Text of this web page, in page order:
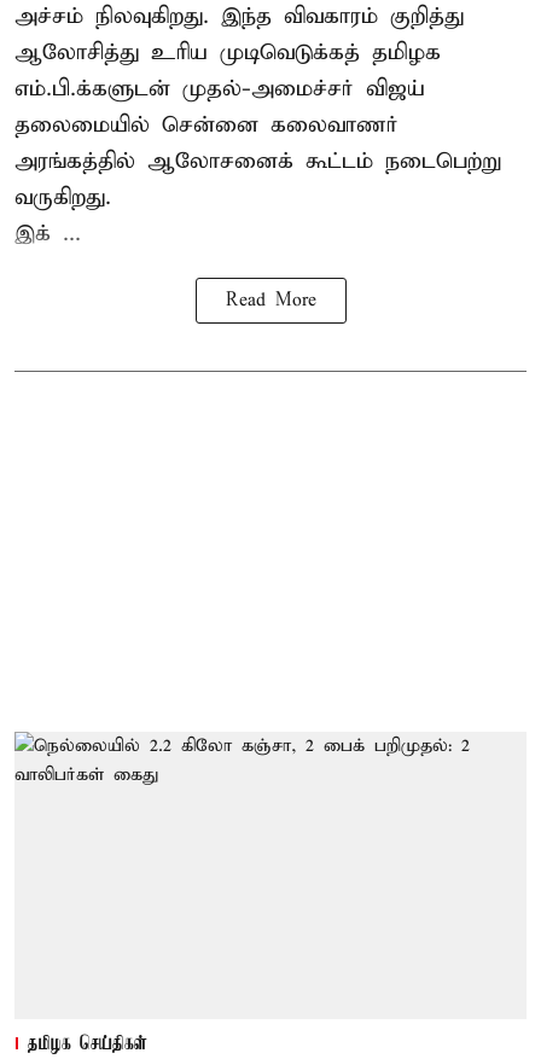
அச்சம் நிலவுகிறது. இந்த விவகாரம் குறித்து
ஆலோசித்து உரிய முடிவெடுக்கத் தமிழக
எம்.பி.க்களுடன் முதல்-அமைச்சர் விஜய்
தலைமையில் சென்னை கலைவாணர்
அரங்கத்தில் ஆலோசனைக் கூட்டம் நடைபெற்று
வருகிறது.
இக் ...
Read More
தமிழக செய்திகள்